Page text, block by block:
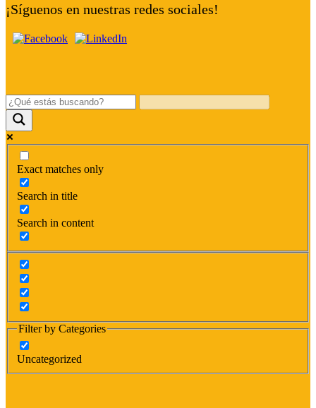
¡Síguenos en nuestras redes sociales!
Exact matches only
Search in title
Search in content
Filter by Categories
Uncategorized